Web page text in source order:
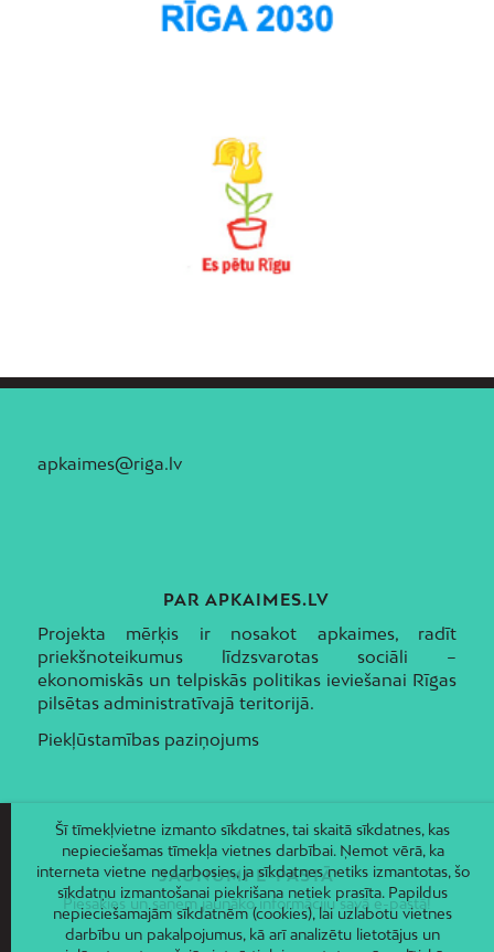
apkaimes@riga.lv
PAR APKAIMES.LV
Projekta mērķis ir nosakot apkaimes, radīt
priekšnoteikumus līdzsvarotas sociāli –
ekonomiskās un telpiskās politikas ieviešanai Rīgas
pilsētas administratīvajā teritorijā.
Piekļūstamības paziņojums
JAUNUMI E-PASTĀ
Piesakies un saņem jaunāko informāciju savā e-pastā!
Šī tīmekļvietne izmanto sīkdatnes, tai skaitā sīkdatnes, kas
nepieciešamas tīmekļa vietnes darbībai. Ņemot vērā, ka
interneta vietne nedarbosies, ja sīkdatnes netiks izmantotas, šo
sīkdatņu izmantošanai piekrišana netiek prasīta. Papildus
nepieciešamajām sīkdatnēm (cookies), lai uzlabotu vietnes
darbību un pakalpojumus, kā arī analizētu lietotājus un